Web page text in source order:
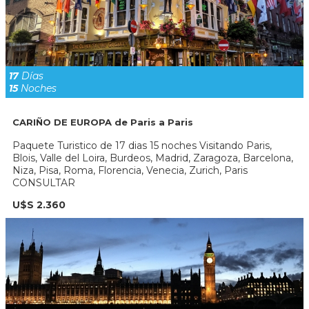
17Días
15Noches
CARIÑO DE EUROPA de Paris a Paris
Paquete Turistico de 17 dias 15 noches Visitando Paris,
Blois, Valle del Loira, Burdeos, Madrid, Zaragoza, Barcelona,
Niza, Pisa, Roma, Florencia, Venecia, Zurich, Paris
CONSULTAR
U$S 2.360